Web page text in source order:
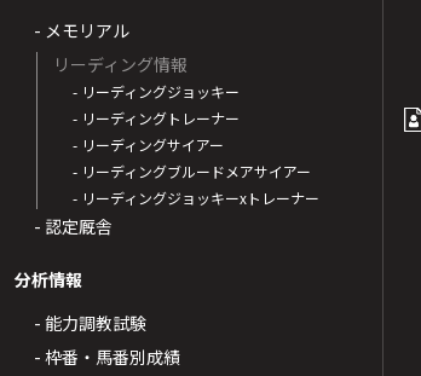
- メモリアル
リーディング情報
- リーディングジョッキー
- リーディングトレーナー
- リーディングサイアー
- リーディングブルードメアサイアー
- リーディングジョッキーxトレーナー
- 認定厩舎
分析情報
- 能力調教試験
- 枠番・馬番別成績